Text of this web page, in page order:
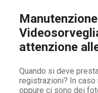
attenzione
Quando si deve
registrazioni? In caso
oppure ci sono dei